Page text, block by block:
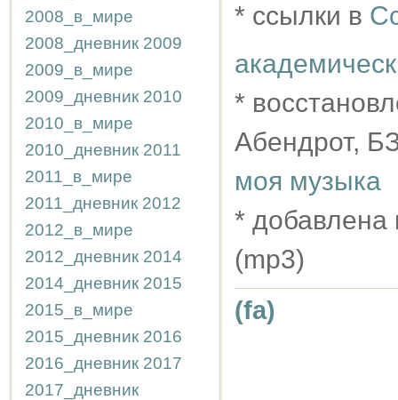
2008_в_мире
2008_дневник 2009
2009_в_мире
2009_дневник 2010
2010_в_мире
2010_дневник 2011
2011_в_мире
2011_дневник 2012
2012_в_мире
2012_дневник 2014
2014_дневник 2015
2015_в_мире
2015_дневник 2016
2016_дневник 2017
2017_дневник
* ссылки в
*
Абендрот,
моя музыка
* добавлена
(mp3)
(fa)